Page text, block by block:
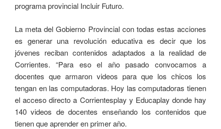
programa provincial Incluir Futuro.
La meta del Gobierno Provincial con todas estas acciones
es generar una revolución educativa es decir que los
jóvenes reciban contenidos adaptados a la realidad de
Corrientes. “Para eso el año pasado convocamos a
docentes que armaron videos para que los chicos los
tengan en las computadoras. Hoy las computadoras tienen
el acceso directo a Corrientesplay y Educaplay donde hay
140 videos de docentes enseñando los contenidos que
tienen que aprender en primer año.